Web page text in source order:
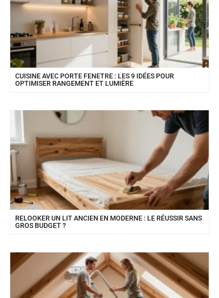
CUISINE AVEC PORTE FENETRE : LES 9 IDÉES POUR
OPTIMISER RANGEMENT ET LUMIÈRE
RELOOKER UN LIT ANCIEN EN MODERNE : LE RÉUSSIR SANS
GROS BUDGET ?